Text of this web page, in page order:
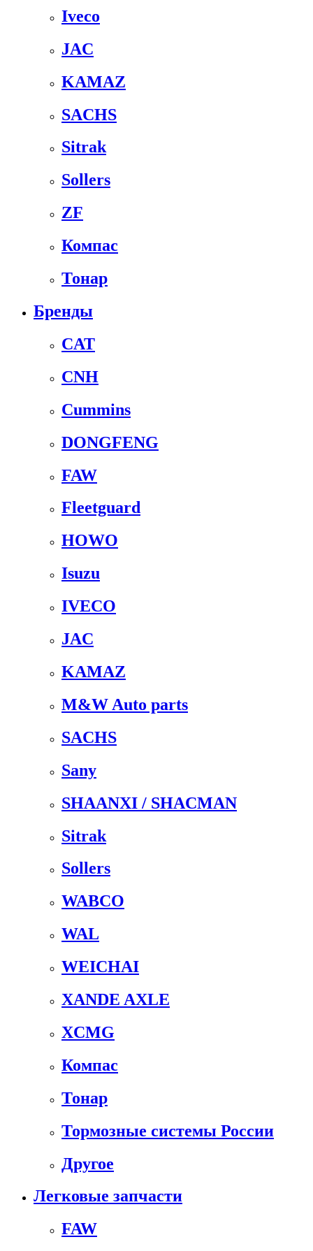
Iveco
JAC
KAMAZ
SACHS
Sitrak
Sollers
ZF
Компас
Тонар
Бренды
CAT
CNH
Cummins
DONGFENG
FAW
Fleetguard
HOWO
Isuzu
IVECO
JAC
KAMAZ
M&W Auto parts
SACHS
Sany
SHAANXI / SHACMAN
Sitrak
Sollers
WABCO
WAL
WEICHAI
XANDE AXLE
XCMG
Компас
Тонар
Тормозные системы России
Другое
Легковые запчасти
FAW